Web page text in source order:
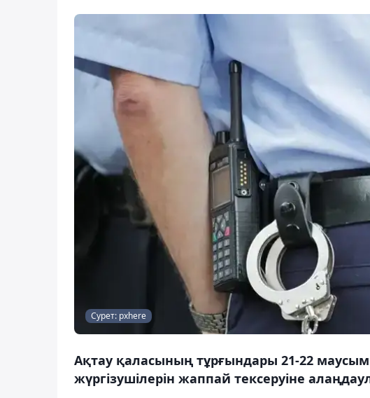
Сурет: pxhere
Ақтау қаласының тұрғындары 21-22
жүргізушілерін жаппай тексеруіне